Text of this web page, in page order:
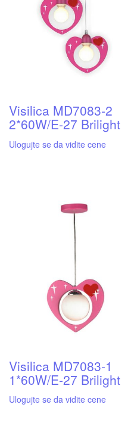
Visilica MD7083-2
2*60W/E-27 Brilight
Ulogujte se da vidite cene
Visilica MD7083-1
1*60W/E-27 Brilight
Ulogujte se da vidite cene